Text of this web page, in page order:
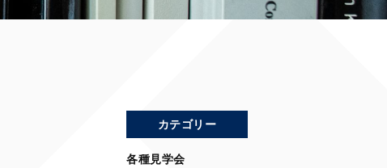
カテゴリー
各種見学会